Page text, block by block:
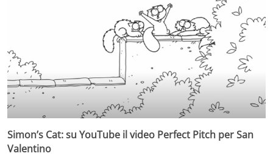
Simon’s Cat: su YouTube il video Perfect Pitch per San
Valentino